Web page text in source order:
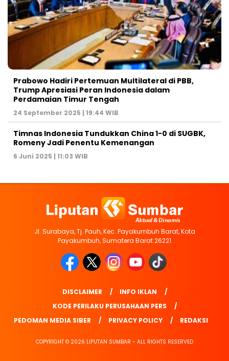
Prabowo Hadiri Pertemuan Multilateral di PBB,
Trump Apresiasi Peran Indonesia dalam
Perdamaian Timur Tengah
24 September 2025 | 19:44 WIB
Timnas Indonesia Tundukkan China 1-0 di SUGBK,
Romeny Jadi Penentu Kemenangan
6 Juni 2025 | 11:03 WIB
Jl. Surabaya, Tj. Pauh, Kec. Payakumbuh Barat, Kota
Payakumbuh, Sumatera Barat 26221
DISCLAIMER
INFO IKLAN
KODE PERILAKU PERUSAHAAN PERS
PEDOMAN MEDIA SIBER
PRIVACY POLICY REDAKSI
COPYRIGHT © 2026 LIPUTAN SUMBAR - ALL RIGHTS RESERVED